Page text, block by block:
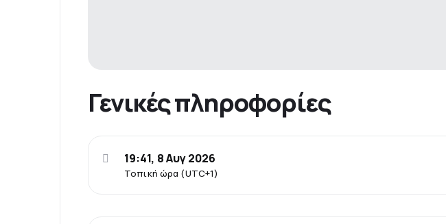
Γενικές πληροφορίες
Τοπική ώρα (UTC+1)
19:41, 8 Αυγ 2026